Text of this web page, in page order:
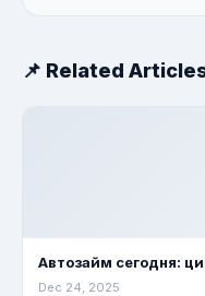
📌 Related
Автозайм сегодня:
Dec 24, 2025